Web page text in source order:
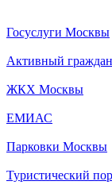
Госуслуги Москвы
Активный
ЖКХ Москвы
ЕМИАС
Парковки Москвы
Туристический